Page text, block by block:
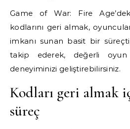
Game of War: Fire
kodlarını geri almak,
imkanı sunan basit bir
takip ederek, değerli
deneyiminizi geliştirebilirsiniz.
Kodları geri almak
süreç